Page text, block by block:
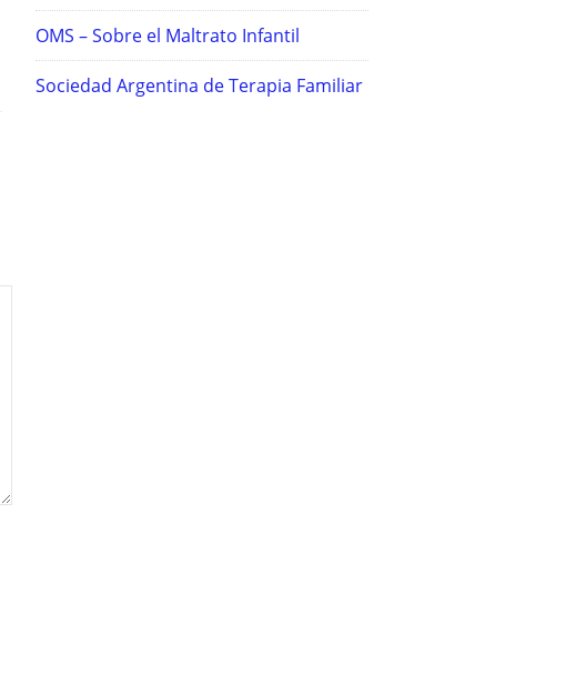
OMS – Sobre el Maltrato Infantil
Sociedad Argentina de Terapia Familiar